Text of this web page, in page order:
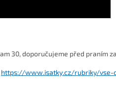
30, doporučujeme před praním
https://www.isatky.cz/rubriky/